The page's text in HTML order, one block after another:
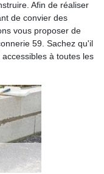
Afin de réaliser
de convier des
vous proposer de
59. Sachez qu'il
à toutes les